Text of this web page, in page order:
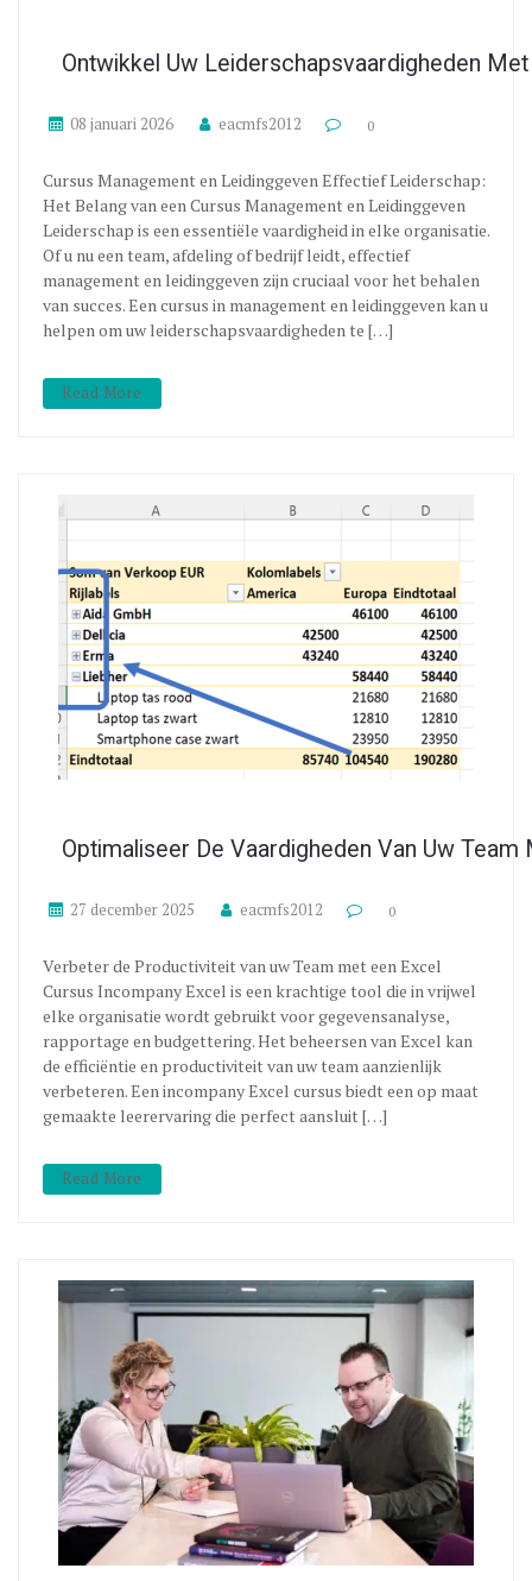
Ontwikkel Uw Leiderschapsvaardigheden
08 januari 2026 eacmfs2012 0
Cursus Management en Leidinggeven Effectief Leiderschap:
Het Belang van een Cursus Management en Leidinggeven
Leiderschap is een essentiële vaardigheid in elke organisatie.
Of u nu een team, afdeling of bedrijf leidt, effectief
management en leidinggeven zijn cruciaal voor het behalen
van succes. Een cursus in management en leidinggeven kan u
helpen om uw leiderschapsvaardigheden te […]
Read More
Optimaliseer De Vaardigheden Van Uw
27 december 2025 eacmfs2012 0
Verbeter de Productiviteit van uw Team met een Excel
Cursus Incompany Excel is een krachtige tool die in vrijwel
elke organisatie wordt gebruikt voor gegevensanalyse,
rapportage en budgettering. Het beheersen van Excel kan
de efficiëntie en productiviteit van uw team aanzienlijk
verbeteren. Een incompany Excel cursus biedt een op maat
gemaakte leerervaring die perfect aansluit […]
Read More